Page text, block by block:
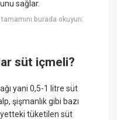
sağlar.
tamamını burada okuyun:
süt içmeli?
yani 0,5-1 litre süt
şişmanlık gibi bazı
tüketilen süt